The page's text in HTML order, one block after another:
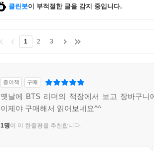
클린봇이 부적절한 글을 감지 중입니다.
1 2 3
종이책 구매
옛날에 BTS 리더의 책장에서 보고 장바구니
이제야 구매해서 읽어보네요^^
1명이 이 한줄평을 추천합니다.